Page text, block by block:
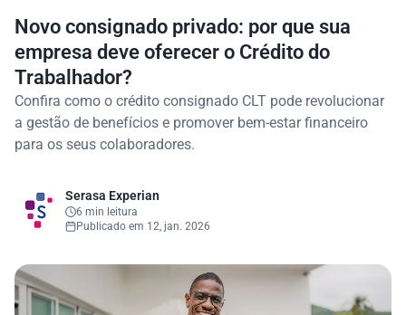
Novo consignado privado: por que sua
empresa deve oferecer o Crédito do
Trabalhador?
Confira como o crédito consignado CLT pode revolucionar
a gestão de benefícios e promover bem-estar financeiro
para os seus colaboradores.
Serasa Experian
6 min leitura
Publicado em 12, jan. 2026